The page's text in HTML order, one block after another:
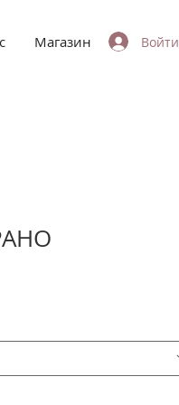
Магазин Войти